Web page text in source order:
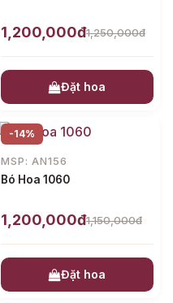
1,200,000đ1,250,000đ
Đặt hoa
-14%
MSP: AN156
Bó Hoa 1060
1,200,000đ1,150,000đ
Đặt hoa